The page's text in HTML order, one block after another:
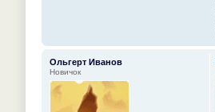
Ольгерт Иванов
Новичок